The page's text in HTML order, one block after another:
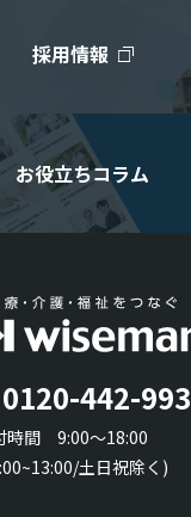
採用情報
お役立ちコラム
0120-442-993
時間 9:00～18:00
土日祝除く)